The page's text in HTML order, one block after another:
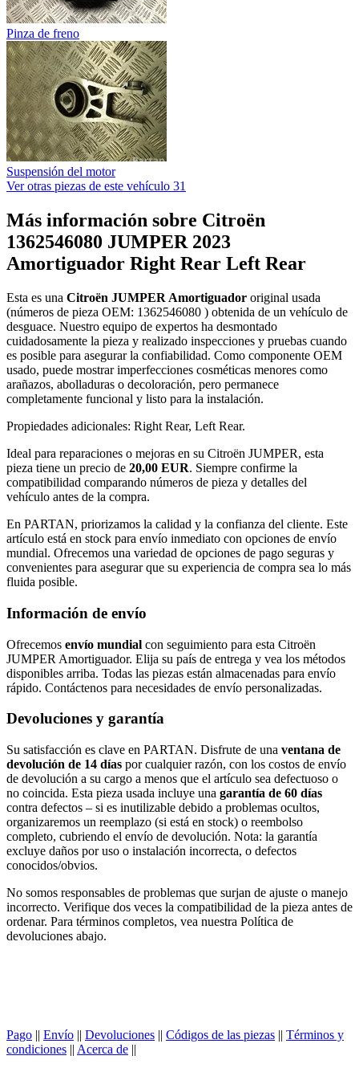
Pinza de freno
Suspensión del motor
Ver otras piezas de este vehículo 31
Más información sobre Citroën
1362546080 JUMPER 2023
Amortiguador Right Rear Left Rear
Esta es una Citroën JUMPER Amortiguador original usada
(números de pieza OEM: 1362546080 ) obtenida de un vehículo de
desguace. Nuestro equipo de expertos ha desmontado
cuidadosamente la pieza y realizado inspecciones y pruebas cuando
es posible para asegurar la confiabilidad. Como componente OEM
usado, puede mostrar imperfecciones cosméticas menores como
arañazos, abolladuras o decoloración, pero permanece
completamente funcional y listo para la instalación.
Propiedades adicionales: Right Rear, Left Rear.
Ideal para reparaciones o mejoras en su Citroën JUMPER, esta
pieza tiene un precio de 20,00 EUR. Siempre confirme la
compatibilidad comparando números de pieza y detalles del
vehículo antes de la compra.
En PARTAN, priorizamos la calidad y la confianza del cliente. Este
artículo está en stock para envío inmediato con opciones de envío
mundial. Ofrecemos una variedad de opciones de pago seguras y
convenientes para asegurar que su experiencia de compra sea lo más
fluida posible.
Información de envío
Ofrecemos envío mundial con seguimiento para esta Citroën
JUMPER Amortiguador. Elija su país de entrega y vea los métodos
disponibles arriba. Todas las piezas están almacenadas para envío
rápido. Contáctenos para necesidades de envío personalizadas.
Devoluciones y garantía
Su satisfacción es clave en PARTAN. Disfrute de una ventana de
devolución de 14 días por cualquier razón, con los costos de envío
de devolución a su cargo a menos que el artículo sea defectuoso o
no coincida. Esta pieza usada incluye una garantía de 60 días
contra defectos – si es inutilizable debido a problemas ocultos,
organizaremos un reemplazo (si está en stock) o reembolso
completo, cubriendo el envío de devolución. Nota: la garantía
excluye daños por uso o instalación incorrecta, o defectos
conocidos/obvios.
No somos responsables de problemas que surjan de ajuste o manejo
incorrecto. Verifique dos veces la compatibilidad de la pieza antes de
ordenar. Para términos completos, vea nuestra Política de
devoluciones abajo.
Pago || Envío || Devoluciones || Códigos de las piezas || Términos y
condiciones || Acerca de ||